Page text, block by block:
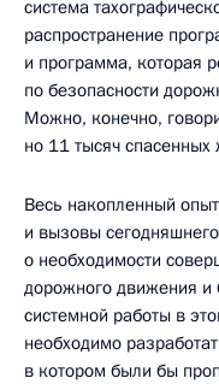
система
распространение
и программа, которая
по безопасности
Можно, конечно,
но 11 тысяч спасенных
Весь накопленный
и вызовы
о необходимости
дорожного движения и
системной работы в
необходимо
в котором были бы